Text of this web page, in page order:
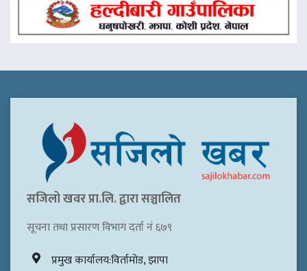
सजिलो खवर प्रा.लि. द्वारा सञ्चालित
सूचना तथा प्रसारण विभाग दर्ता नं ६७९
प्रमुख कार्यालय:विर्तामोड, झापा